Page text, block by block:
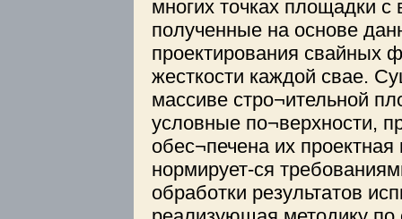
многих точках площадки с
полученные на основе
проектирования свайных
жесткости каждой свае.
массиве стро¬ительной
условные по¬верхности,
обес¬печена их
нормирует-ся
обработки результатов